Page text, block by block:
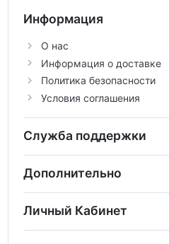
Информация
О нас
Информация о доставке
Политика безопасности
Условия соглашения
Служба поддержки
Дополнительно
Личный Кабинет